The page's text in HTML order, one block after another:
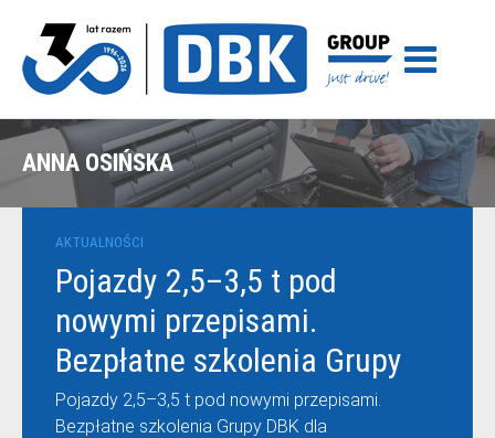
ANNA OSIŃSKA
AKTUALNOŚCI
Pojazdy 2,5–3,5 t pod
nowymi przepisami.
Bezpłatne szkolenia Grupy
DBK dla przewoźników
Pojazdy 2,5–3,5 t pod nowymi przepisami.
Bezpłatne szkolenia Grupy DBK dla